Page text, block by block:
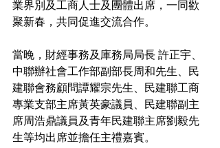
業界別及工商人士及團體出席，一同歡
聚新春，共同促進交流合作。
當晚，財經事務及庫務局局長 許正宇、
中聯辦社會工作部副部長周和先生、民
建聯會務顧問譚耀宗先生、民建聯工商
專業支部主席黃英豪議員、民建聯副主
席周浩鼎議員及青年民建聯主席劉毅先
生等均出席並擔任主禮嘉賓。